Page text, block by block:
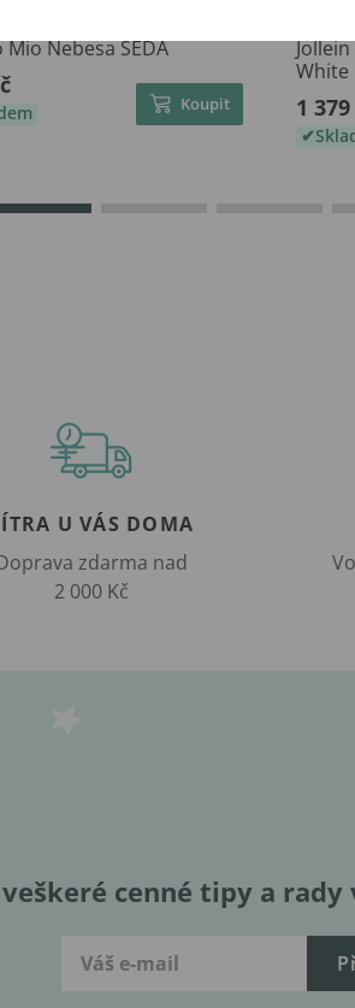
Nebesa ŠEDÁ
Koupit
White
1
U VÁS DOMA
zdarma nad
2 000 Kč
cenné tipy a rady